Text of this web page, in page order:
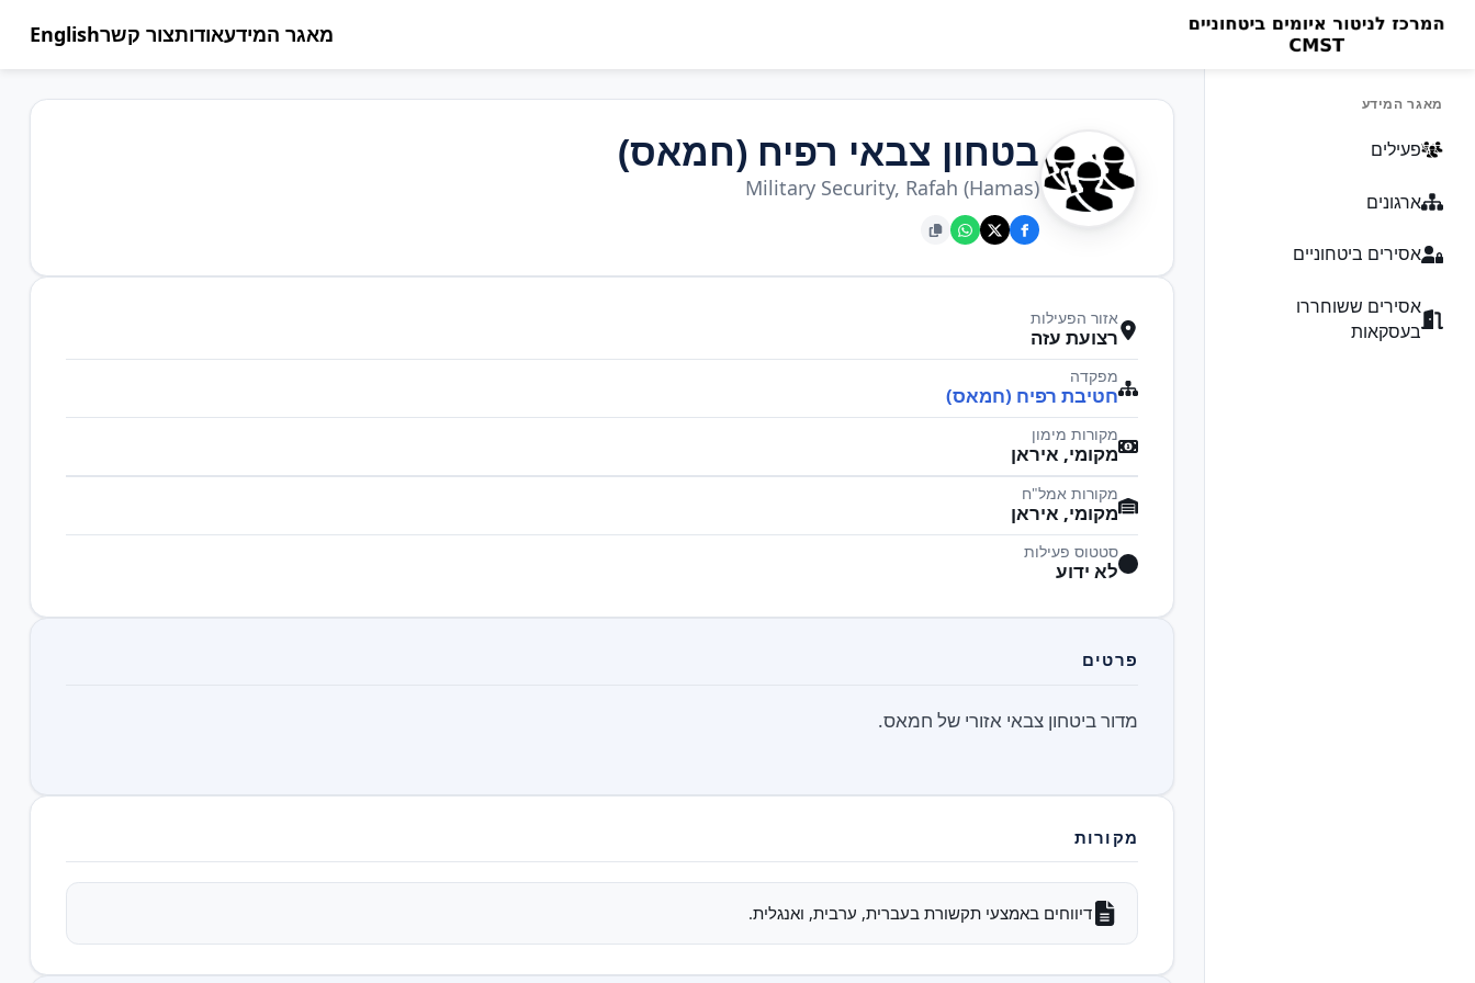
מאגר המידעאודותצור קשרEnglish
מאגר המידע
פעילים
ארגונים
אסירים ביטחוניים
אסירים ששוחררו
בעסקאות
בטחון צבאי רפיח (חמאס)
Military Security, Rafah (Hamas)
אזור הפעילות
רצועת עזה
מפקדה
חטיבת רפיח (חמאס)
מקורות מימון
מקומי, איראן
מקורות אמל"ח
מקומי, איראן
סטטוס פעילות
לא ידוע
פרטים
מדור ביטחון צבאי אזורי של חמאס.
מקורות
דיווחים באמצעי תקשורת בעברית, ערבית, ואנגלית.